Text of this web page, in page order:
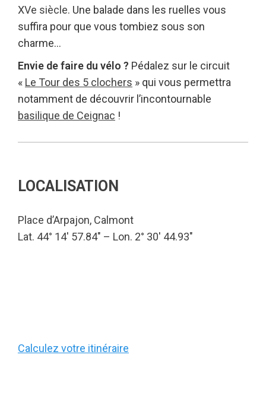
XVe siècle. Une balade dans les ruelles vous
suffira pour que vous tombiez sous son
charme…
Envie de faire du vélo ? Pédalez sur le circuit
« Le Tour des 5 clochers » qui vous permettra
notamment de découvrir l’incontournable
basilique de Ceignac !
LOCALISATION
Place d’Arpajon, Calmont
Lat. 44° 14′ 57.84″ – Lon. 2° 30′ 44.93″
Calculez votre itinéraire